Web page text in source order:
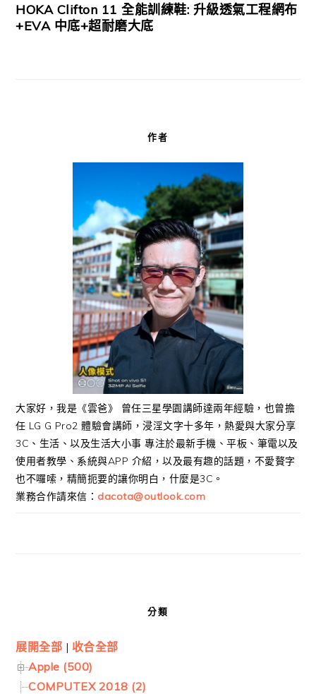
HOKA Clifton 11 全能訓練鞋: 升級透氣工程網布
+EVA 中底+超耐磨大底
作者
大家好，我是《雲爸》 曾任三星學園講師達兩年經驗，也曾擔
任 LG G Pro2 體驗會講師，浸淫文字十多年，熱愛與大家分享
3C、生活、以及生活大小事 專注於最新手機、平板、筆電以及
使用者教學、系統與APP 介紹，以及最有趣的話題，不愛贅字
也不囉嗦，精簡扼要的讓你明白，什麼是3C。
業務合作請來信： dacota@outlook.com
分類
展開全部 | 收合全部
Apple (500)
COMPUTEX 2018 (2)